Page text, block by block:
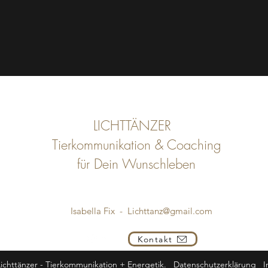
LICHTTÄNZER
Tierkommunikation & Coaching
für Dein Wunschleben
Isabella Fix - Lichttanz@gmail.com
Kontakt
- Tierkommunikation + Energetik. Datenschutzerklärung